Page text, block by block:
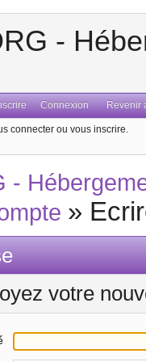
-
Connexion Revenir
connecter ou vous inscrire.
-
»
votre